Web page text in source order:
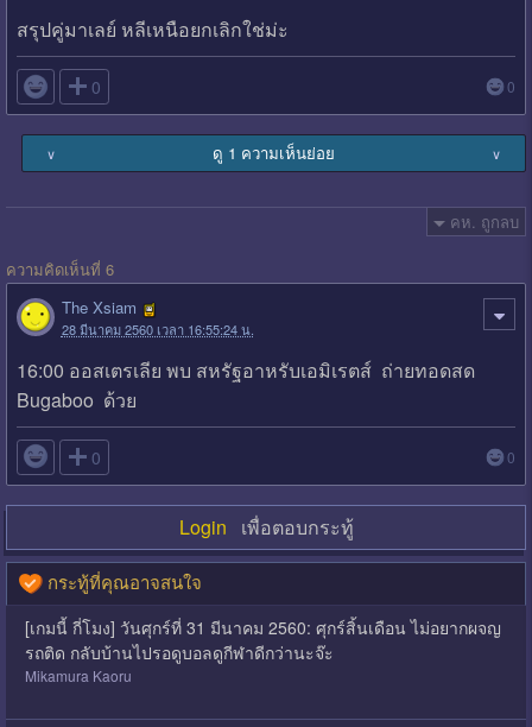
สรุปคู่มาเลย์ หลีเหนือยกเลิกใช่ม่ะ
 0 0
∨ ดู 1 ความเห็นย่อย ∨
คห. ถูกลบ
ความคิดเห็นที่ 6
The Xsiam
28 มีนาคม 2560 เวลา 16:55:24 น.
16:00 ออสเตรเลีย พบ สหรัฐอาหรับเอมิเรตส์ ถ่ายทอดสด
Bugaboo ด้วย
 0 0
Login เพื่อตอบกระทู้
กระทู้ที่คุณอาจสนใจ
[เกมนี้ กี่โมง] วันศุกร์ที่ 31 มีนาคม 2560: ศุกร์สิ้นเดือน ไม่อยากผจญ
รถติด กลับบ้านไปรอดูบอลดูกีฬาดีกว่านะจ๊ะ
Mikamura Kaoru